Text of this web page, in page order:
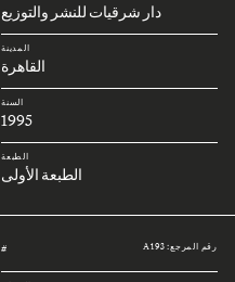
دار شرقيات للنشر والتوزيع
المدينة
القاهرة
السنة
1995
الطبعة
الطبعة الأولى
رقم المرجع: A193 #